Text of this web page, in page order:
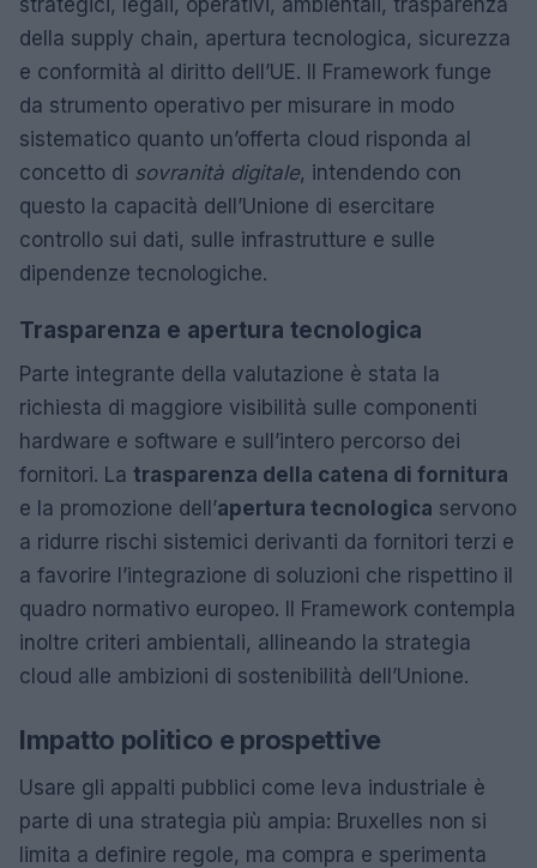
della supply chain, apertura tecnologica, sicurezza
e conformità al diritto dell’UE. Il Framework funge
da strumento operativo per misurare in modo
sistematico quanto un’offerta cloud risponda al
concetto di sovranità digitale, intendendo con
questo la capacità dell’Unione di esercitare
controllo sui dati, sulle infrastrutture e sulle
dipendenze tecnologiche.
Trasparenza e apertura tecnologica
Parte integrante della valutazione è stata la
richiesta di maggiore visibilità sulle componenti
hardware e software e sull’intero percorso dei
fornitori. La trasparenza della catena di fornitura
e la promozione dell’apertura tecnologica servono
a ridurre rischi sistemici derivanti da fornitori terzi e
a favorire l’integrazione di soluzioni che rispettino il
quadro normativo europeo. Il Framework contempla
inoltre criteri ambientali, allineando la strategia
cloud alle ambizioni di sostenibilità dell’Unione.
Impatto politico e prospettive
Usare gli appalti pubblici come leva industriale è
parte di una strategia più ampia: Bruxelles non si
limita a definire regole, ma compra e sperimenta